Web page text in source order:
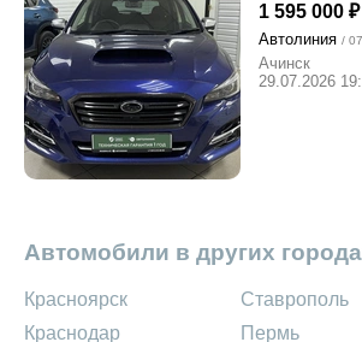
1 595 000
Автолиния /
Ачинск
29.07.2026
Автомобили в других
Красноярск
Краснодар
Ставрополь
Пермь